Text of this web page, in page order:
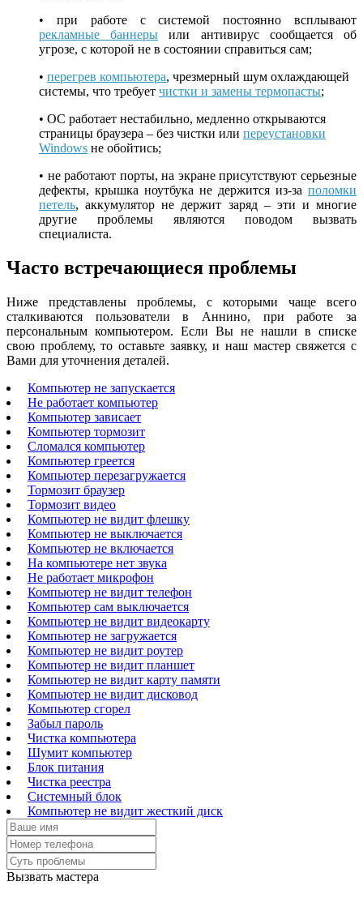
• при работе с системой постоянно всплывают
рекламные баннеры или антивирус сообщается об
угрозе, с которой не в состоянии справиться сам;
• перегрев компьютера, чрезмерный шум охлаждающей
системы, что требует чистки и замены термопасты;
• ОС работает нестабильно, медленно открываются
страницы браузера – без чистки или переустановки
Windows не обойтись;
• не работают порты, на экране присутствуют серьезные
дефекты, крышка ноутбука не держится из-за поломки
петель, аккумулятор не держит заряд – эти и многие
другие проблемы являются поводом вызвать
специалиста.
Часто встречающиеся проблемы
Ниже представлены проблемы, с которыми чаще всего
сталкиваются пользователи в Аннино, при работе за
персональным компьютером. Если Вы не нашли в списке
свою проблему, то оставьте заявку, и наш мастер свяжется с
Вами для уточнения деталей.
Компьютер не запускается
Не работает компьютер
Компьютер зависает
Компьютер тормозит
Сломался компьютер
Компьютер греется
Компьютер перезагружается
Тормозит браузер
Тормозит видео
Компьютер не видит флешку
Компьютер не выключается
Компьютер не включается
На компьютере нет звука
Не работает микрофон
Компьютер не видит телефон
Компьютер сам выключается
Компьютер не видит видеокарту
Компьютер не загружается
Компьютер не видит роутер
Компьютер не видит планшет
Компьютер не видит карту памяти
Компьютер не видит дисковод
Компьютер сгорел
Забыл пароль
Чистка компьютера
Шумит компьютер
Блок питания
Чистка реестра
Системный блок
Компьютер не видит жесткий диск
Вызвать мастера